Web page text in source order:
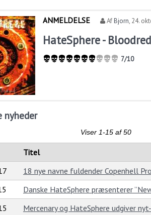
ANMELDELSE AfBjorn, 24.
HateSphere -
7/10
nyheder
Viser 1-15 af 50
Titel
18 nye navne fuldender Copenhell
Danske HateSphere præsenterer
Mercenary og HateSphere udgiver